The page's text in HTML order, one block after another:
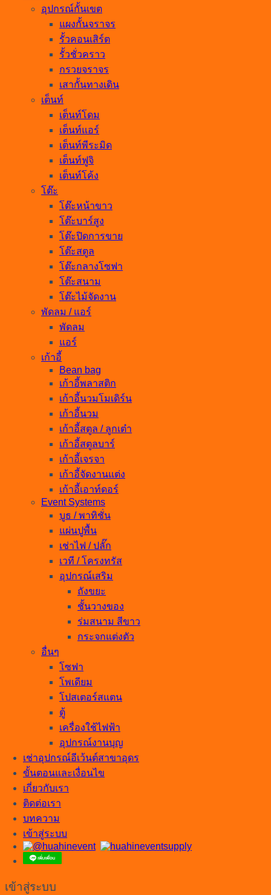
อุปกรณ์กั้นเขต
แผงกั้นจราจร
รั้วคอนเสิร์ต
รั้วชั่วคราว
กรวยจราจร
เสากั้นทางเดิน
เต็นท์
เต็นท์โดม
เต็นท์แอร์
เต็นท์พีระมิด
เต็นท์ฟูจิ
เต็นท์โค้ง
โต๊ะ
โต๊ะหน้าขาว
โต๊ะบาร์สูง
โต๊ะปิดการขาย
โต๊ะสตูล
โต๊ะกลางโซฟา
โต๊ะสนาม
โต๊ะไม้จัดงาน
พัดลม / แอร์
พัดลม
แอร์
เก้าอี้
Bean bag
เก้าอี้พลาสติก
เก้าอี้นวมโมเดิร์น
เก้าอี้นวม
เก้าอี้สตูล / ลูกเต๋า
เก้าอี้สตูลบาร์
เก้าอี้เจรจา
เก้าอี้จัดงานแต่ง
เก้าอี้เอาท์ดอร์
Event Systems
บูธ / พาทิชั่น
แผ่นปูพื้น
เช่าไฟ / ปลั๊ก
เวที / โครงทรัส
อุปกรณ์เสริม
ถังขยะ
ชั้นวางของ
ร่มสนาม สีขาว
กระจกแต่งตัว
อื่นๆ
โซฟา
โพเดียม
โปสเตอร์สแตน
ตู้
เครื่องใช้ไฟฟ้า
อุปกรณ์งานบุญ
เช่าอุปกรณ์อีเว้นต์สาขาอุดร
ขั้นตอนและเงื่อนไข
เกี่ยวกับเรา
ติดต่อเรา
บทความ
เข้าสู่ระบบ
เข้าสู่ระบบ